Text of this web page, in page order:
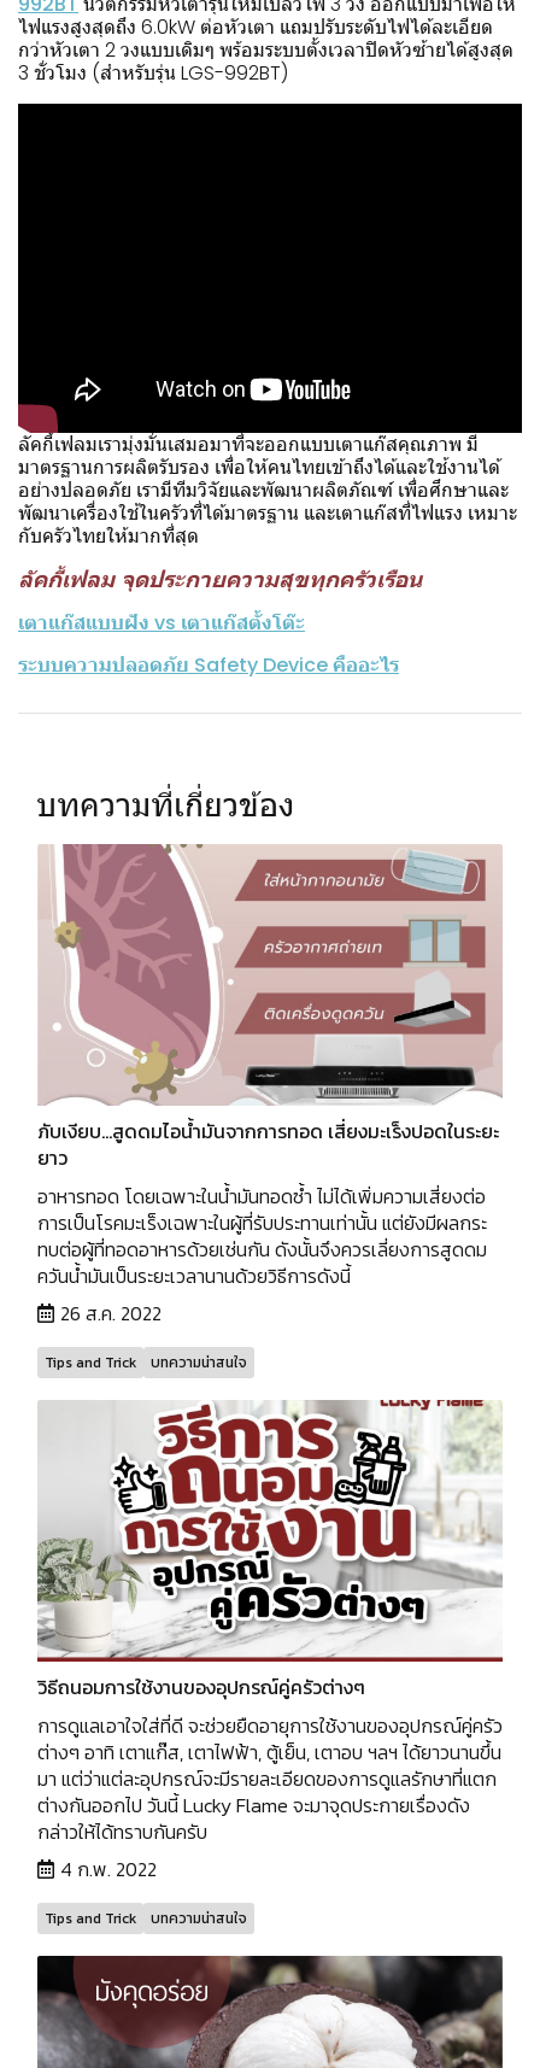
ไฟแรงสูงสุดถึง 6.0kW ต่อหัวเตา แถมปรับระดับไฟได้ละเอียด
กว่าหัวเตา 2 วงแบบเดิมๆ พร้อมระบบตั้งเวลาปิดหัวซ้ายได้สูงสุด
3 ชั่วโมง (สำหรับรุ่น LGS-992BT)
d
ลัคกี้เฟลมเรามุ่งมั่นเสมอมาที่จะออกแบบเตาแก๊สคุณภาพ มี
มาตรฐานการผลิตรับรอง เพื่อให้คนไทยเข้าถึงได้และใช้งานได้
อย่างปลอดภัย เรามีทีมวิจัยและพัฒนาผลิตภัณฑ์ เพื่อศึกษาและ
พัฒนาเครื่องใช้ในครัวที่ได้มาตรฐาน และเตาแก๊สที่ไฟแรง เหมาะ
กับครัวไทยให้มากที่สุด
ลัคกี้เฟลม จุดประกายความสุขทุกครัวเรือน
เตาแก๊สแบบฝัง vs เตาแก๊สตั้งโต๊ะ
ระบบความปลอดภัย Safety Device คืออะไร
บทความที่เกี่ยวข้อง
ภับเงียบ...สูดดมไอน้ำมันจากการทอด เสี่ยงมะเร็งปอดในระยะ
ยาว
อาหารทอด โดยเฉพาะในน้ำมันทอดซ้ำ ไม่ได้เพิ่มความเสี่ยงต่อ
การเป็นโรคมะเร็งเฉพาะในผู้ที่รับประทานเท่านั้น แต่ยังมีผลกระ
ทบต่อผู้ที่ทอดอาหารด้วยเช่นกัน ดังนั้นจึงควรเลี่ยงการสูดดม
ควันน้ำมันเป็นระยะเวลานานด้วยวิธีการดังนี้
26 ส.ค. 2022
Tips and Trick บทความน่าสนใจ
วิธีถนอมการใช้งานของอุปกรณ์คู่ครัวต่างๆ
การดูแลเอาใจใส่ที่ดี จะช่วยยืดอายุการใช้งานของอุปกรณ์คู่ครัว
ต่างๆ อาทิ เตาแก๊ส, เตาไฟฟ้า, ตู้เย็น, เตาอบ ฯลฯ ได้ยาวนานขึ้น
มา แต่ว่าแต่ละอุปกรณ์จะมีรายละเอียดของการดูแลรักษาที่แตก
ต่างกันออกไป วันนี้ Lucky Flame จะมาจุดประกายเรื่องดัง
กล่าวให้ได้ทราบกันครับ
4 ก.พ. 2022
Tips and Trick บทความน่าสนใจ